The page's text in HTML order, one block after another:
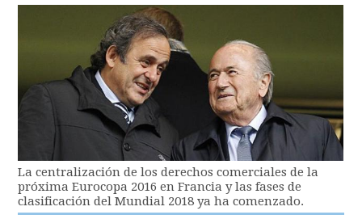
La centralización de los derechos comerciales de la
próxima Eurocopa 2016 en Francia y las fases de
clasificación del Mundial 2018 ya ha comenzado.